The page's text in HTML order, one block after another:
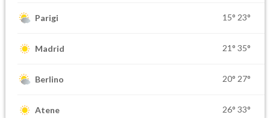
Parigi 15° 23°
Madrid 21° 35°
Berlino 20° 27°
Atene 26° 33°